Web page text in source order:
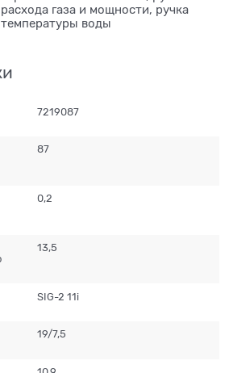
газа и мощности, ручка
воды
7219087
87
0,2
13,5
SIG-2 11i
19/7,5